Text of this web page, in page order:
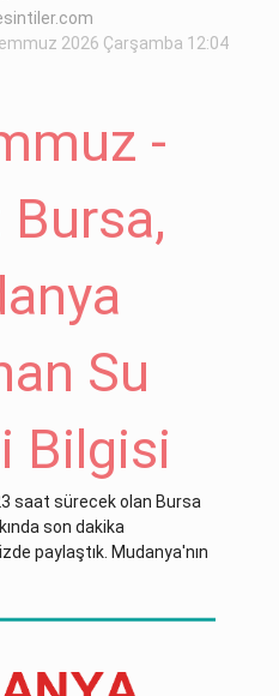
2026 Çarşamba 12:04
-
Su
Bilgisi
saat sürecek olan Bursa
son dakika
paylaştık. Mudanya'nın